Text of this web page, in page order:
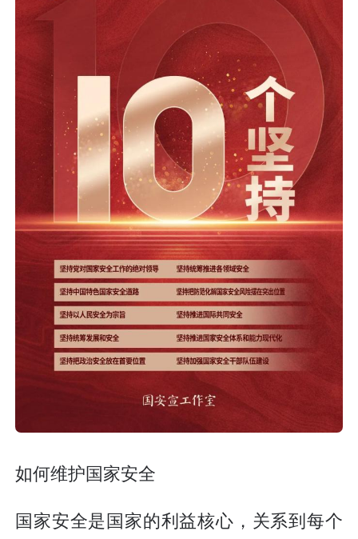
如何维护国家安全
国家安全是国家的利益核心，关系到每个